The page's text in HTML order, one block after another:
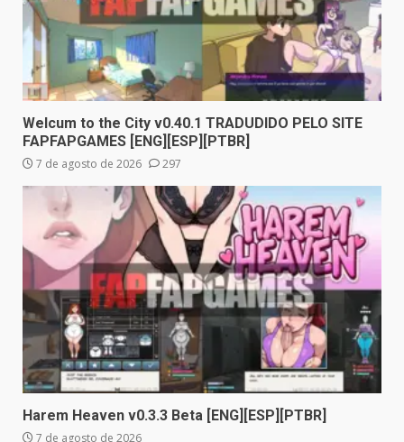
Welcum to the City v0.40.1 TRADUDIDO PELO SITE
FAPFAPGAMES [ENG][ESP][PTBR]
7 de agosto de 2026 297
Harem Heaven v0.3.3 Beta [ENG][ESP][PTBR]
7 de agosto de 2026